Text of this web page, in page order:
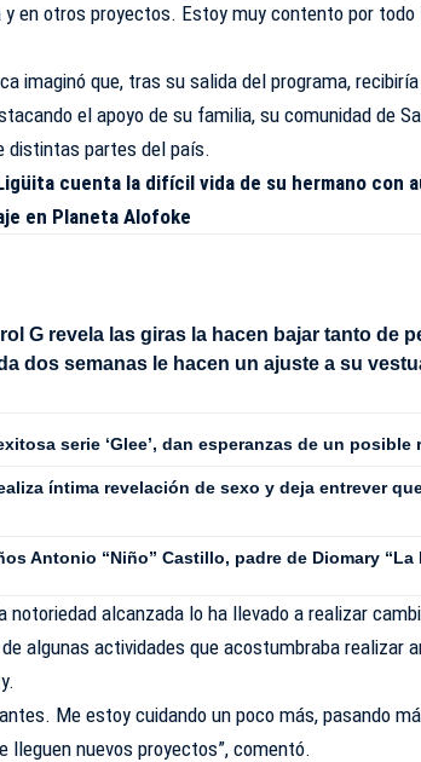
y en otros proyectos. Estoy muy contento por todo
imaginó que, tras su salida del programa,
el apoyo de su familia, su comunidad de
distintas partes del país.
cuenta la difícil vida de su hermano con
en Planeta Alofoke
G revela las giras la hacen bajar tanto de
dos semanas le hacen un ajuste a su
serie ‘Glee’, dan esperanzas de un posible
íntima revelación de sexo y deja entrever
Antonio “Niño” Castillo, padre de Diomary “La
notoriedad alcanzada lo ha llevado a realizar
algunas actividades que acostumbraba realizar
Me estoy cuidando un poco más, pasando
lleguen nuevos proyectos”, comentó.